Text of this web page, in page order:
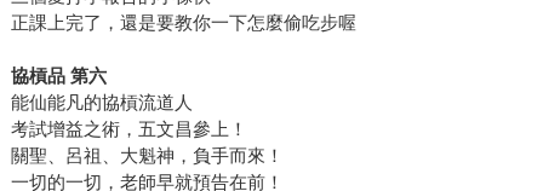
正課上完了，還是要教你一下怎麼偷吃步喔
協槓品 第六
能仙能凡的協槓流道人
考試增益之術，五文昌參上！
關聖、呂祖、大魁神，負手而來！
一切的一切，老師早就預告在前！